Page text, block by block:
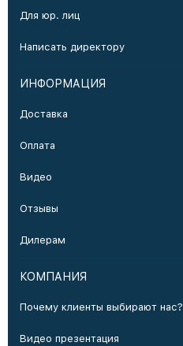
Для юр. лиц
Написать директору
ИНФОРМАЦИЯ
Доставка
Оплата
Видео
Отзывы
Дилерам
КОМПАНИЯ
Почему клиенты выбирают нас?
Видео презентация